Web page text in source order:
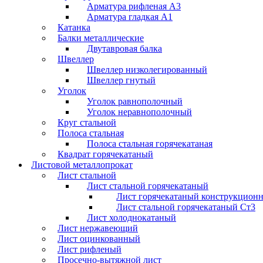
Арматура рифленая А3
Арматура гладкая А1
Катанка
Балки металлические
Двутавровая балка
Швеллер
Швеллер низколегированный
Швеллер гнутый
Уголок
Уголок равнополочный
Уголок неравнополочный
Круг стальной
Полоса стальная
Полоса стальная горячекатаная
Квадрат горячекатаный
Листовой металлопрокат
Лист стальной
Лист стальной горячекатаный
Лист горячекатаный
Лист стальной горячекатаный Ст3
Лист холоднокатаный
Лист нержавеющий
Лист оцинкованный
Лист рифленый
Просечно-вытяжной лист